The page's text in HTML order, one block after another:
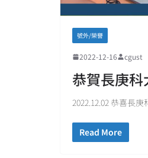
號外/榮譽
2022-12-16 cgust
恭賀長庚
2022.12.02 恭喜長
Read More